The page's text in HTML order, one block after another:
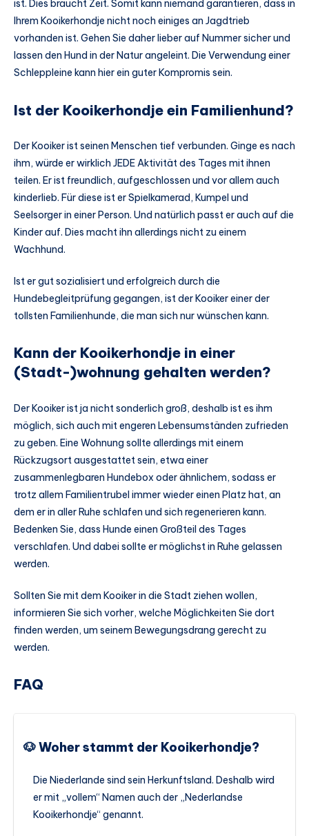
ist. Dies braucht Zeit. Somit kann niemand garantieren, dass in
Ihrem Kooikerhondje nicht noch einiges an Jagdtrieb
vorhanden ist. Gehen Sie daher lieber auf Nummer sicher und
lassen den Hund in der Natur angeleint. Die Verwendung einer
Schleppleine kann hier ein guter Kompromis sein.
Ist der Kooikerhondje ein Familienhund?
Der Kooiker ist seinen Menschen tief verbunden. Ginge es nach
ihm, würde er wirklich JEDE Aktivität des Tages mit ihnen
teilen. Er ist freundlich, aufgeschlossen und vor allem auch
kinderlieb. Für diese ist er Spielkamerad, Kumpel und
Seelsorger in einer Person. Und natürlich passt er auch auf die
Kinder auf. Dies macht ihn allerdings nicht zu einem
Wachhund.
Ist er gut sozialisiert und erfolgreich durch die
Hundebegleitprüfung gegangen, ist der Kooiker einer der
tollsten Familienhunde, die man sich nur wünschen kann.
Kann der Kooikerhondje in einer
(Stadt-)wohnung gehalten werden?
Der Kooiker ist ja nicht sonderlich groß, deshalb ist es ihm
möglich, sich auch mit engeren Lebensumständen zufrieden
zu geben. Eine Wohnung sollte allerdings mit einem
Rückzugsort ausgestattet sein, etwa einer
zusammenlegbaren Hundebox oder ähnlichem, sodass er
trotz allem Familientrubel immer wieder einen Platz hat, an
dem er in aller Ruhe schlafen und sich regenerieren kann.
Bedenken Sie, dass Hunde einen Großteil des Tages
verschlafen. Und dabei sollte er möglichst in Ruhe gelassen
werden.
Sollten Sie mit dem Kooiker in die Stadt ziehen wollen,
informieren Sie sich vorher, welche Möglichkeiten Sie dort
finden werden, um seinem Bewegungsdrang gerecht zu
werden.
FAQ
🐶 Woher stammt der Kooikerhondje?
Die Niederlande sind sein Herkunftsland. Deshalb wird
er mit „vollem“ Namen auch der „Nederlandse
Kooikerhondje“ genannt.